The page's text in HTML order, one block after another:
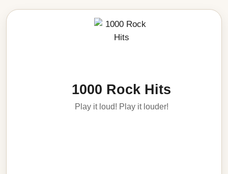
1000 Rock Hits
Play it loud! Play it louder!